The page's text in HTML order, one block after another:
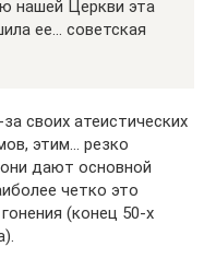
нашей Церкви эта
ее… советская
своих атеистических
этим… резко
дают основной
четко это
(конец 50-х